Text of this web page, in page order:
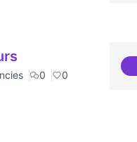
0 0